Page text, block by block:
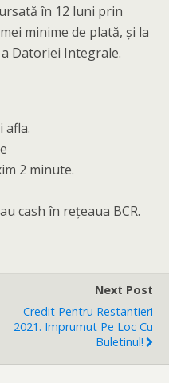
în 12 luni prin
minime de plată, și la
Datoriei Integrale.
afla.
2 minute.
cash în rețeaua BCR.
Next Post
Credit Pentru Restantieri
2021. Imprumut Pe Loc Cu
Buletinul!